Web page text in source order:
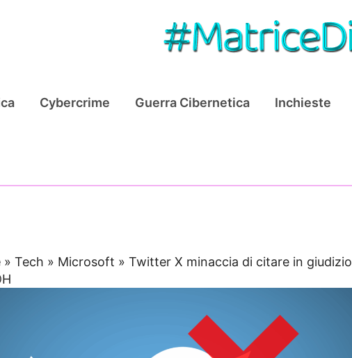
Cybercrime Guerra Cibernetica Inchieste
»Tech » Microsoft »Twitter X minaccia di citare in giudizio